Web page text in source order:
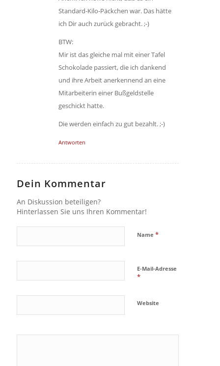
Standard-Kilo-Päckchen war. Das hätte
ich Dir auch zurück gebracht. ;-)
BTW:
Mir ist das gleiche mal mit einer Tafel
Schokolade passiert, die ich dankend
und ihre Arbeit anerkennend an eine
Mitarbeiterin einer Bußgeldstelle
geschickt hatte.
Die werden einfach zu gut bezahlt. ;-)
Antworten
Dein Kommentar
An Diskussion beteiligen?
Hinterlassen Sie uns Ihren Kommentar!
Name *
E-Mail-Adresse
*
Website